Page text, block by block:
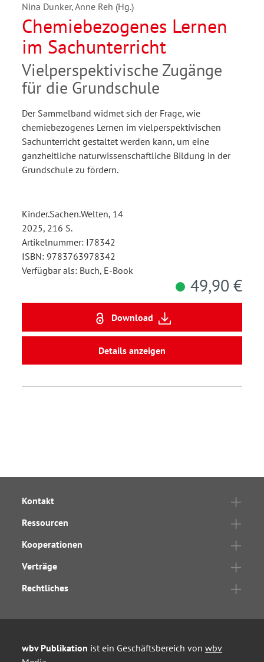
Nina Dunker, Anne Reh (Hg.)
Chemiebezogenes Lernen
im Sachunterricht
Vielperspektivische Zugänge
für die Grundschule
Der Sammelband widmet sich der Frage, wie
chemiebezogenes Lernen im vielperspektivischen
Sachunterricht gestaltet werden kann, um eine
ganzheitliche naturwissenschaftliche Bildung in der
Grundschule zu fördern.
Kinder.Sachen.Welten, 14
2025, 216 S.
Artikelnummer: I78342
ISBN: 9783763978342
Verfügbar als: Buch, E-Book
49,90 €
Download
Details anzeigen
Kontakt
Ressourcen
Kooperationen
Verträge
Rechtliches
wbv Publikation ist ein Geschäftsbereich von wbv